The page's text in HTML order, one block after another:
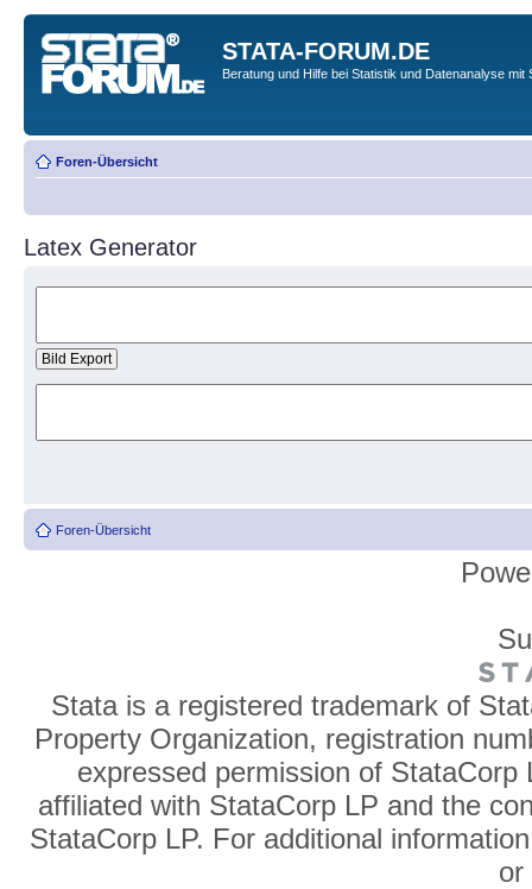
STATA-FORUM.DE
Beratung und Hilfe bei Statistik und Datenanalyse mit
Foren-Übersicht
Latex Generator
Foren-Übersicht
Stata is a registered trademark of
Property Organization, registration
expressed permission of
affiliated with StataCorp LP and the
StataCorp LP. For additional
or